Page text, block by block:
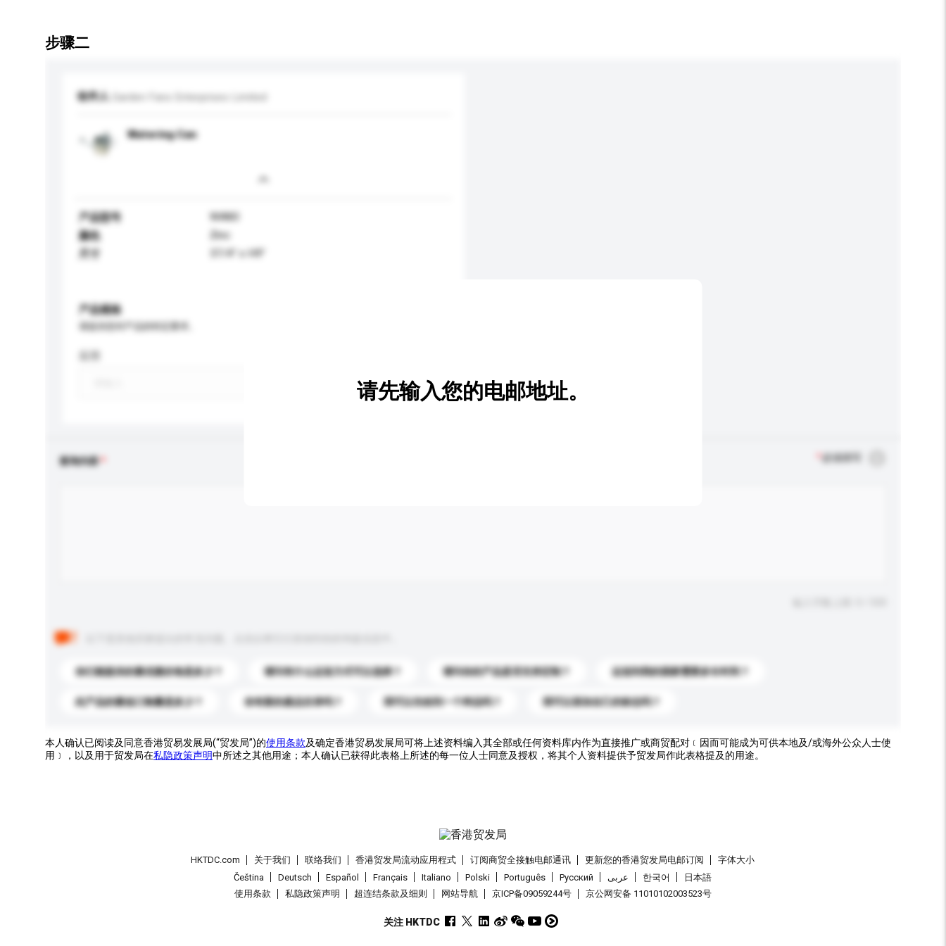
步骤二
收件人
Watering Can
产品型号
WA80
颜色
Zinc
37/4" x H9"
产品规格
新增/删除选项
查询内容 必须填写
你们能提供的最优惠价格是多少？ 请问有什么运送方式可以选择？ 请问你的产品是否支持定制？ 运送到我的国家需要多长时间？
此产品的最低订购量是多少？ 你有新的產品目录吗？ 我可以先收到一个样品吗？ 我可以添加自己的标志吗？
请先输入您的电邮地址。
本人确认已阅读及同意香港贸易发展局(“贸发局”)的使用条款及确定香港贸易发展局可将上述资料编入其全部或任何资料库内作为直接推广或商贸配对﹝因而可能成为可供本地及/或海外公众人士使
用﹞，以及用于贸发局在私隐政策声明中所述之其他用途；本人确认已获得此表格上所述的每一位人士同意及授权，将其个人资料提供予贸发局作此表格提及的用途。
HKTDC.com 关于我们 联络我们 香港贸发局流动应用程式 订阅商贸全接触电邮通讯 更新您的香港贸发局电邮订阅
字体大小
Čeština
Deutsch Español Français Italiano Polski Português Pусский عربى 한국어
日本語
使用条款
私隐政策声明 超连结条款及细则 网站导航 京ICP备09059244号 京公网安备 11010102003523号
关注 HKTDC